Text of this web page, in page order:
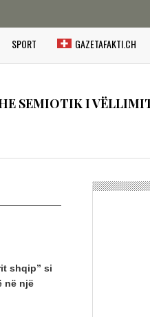
SPORT GAZETAFAKTI.CH
ETNIK
SEMIOTIK I
PAQEN, SIGURINË
E SHKUPIT
shqip” si
në një